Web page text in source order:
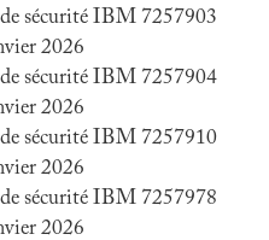
sécurité IBM 7257903
2026
sécurité IBM 7257904
2026
sécurité IBM 7257910
2026
sécurité IBM 7257978
2026